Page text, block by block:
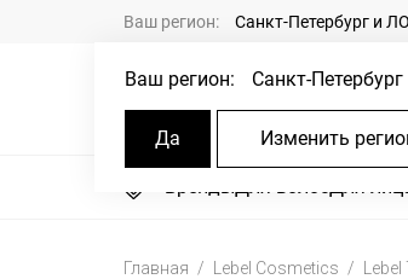
Ваш регион: Санкт-Петербург и ЛО
Ваш регион: Санкт-
Да Изменить
БрендыДля волосДля
Главная Lebel Cosmetics